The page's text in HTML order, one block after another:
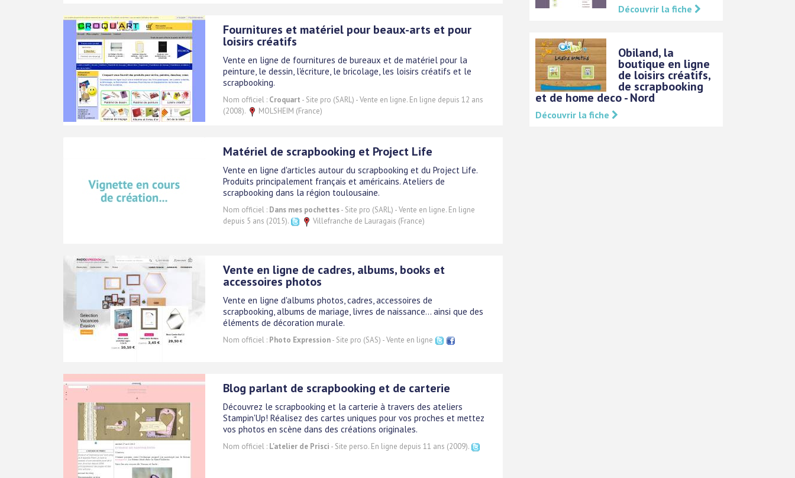
Fournitures et matériel pour beaux-arts et pour
loisirs créatifs
Vente en ligne de fournitures de bureaux et de matériel pour la
peinture, le dessin, l'écriture, le bricolage, les loisirs créatifs et le
scrapbooking.
Nom officiel : Croquart - Site pro (SARL) - Vente en ligne. En ligne depuis 12 ans
(2008).
MOLSHEIM (France)
Matériel de scrapbooking et Project Life
Vente en ligne d'articles autour du scrapbooking et du Project Life.
Produits principalement français et américains. Ateliers de
scrapbooking dans la région toulousaine.
Nom officiel : Dans mes pochettes- Site pro (SARL) - Vente en ligne. En ligne
depuis 5 ans (2015).
Villefranche de Lauragais (France)
Vente en ligne de cadres, albums, books et
accessoires photos
Vente en ligne d'albums photos, cadres, accessoires de
scrapbooking, albums de mariage, livres de naissance... ainsi que des
éléments de décoration murale.
Nom officiel : Photo Expression- Site pro (SAS) - Vente en ligne
Blog parlant de scrapbooking et de carterie
Découvrez le scrapbooking et la carterie à travers des ateliers
Stampin'Up! Réalisez des cartes uniques pour vos proches et mettez
vos photos en scène dans des créations originales.
Nom officiel : L'atelier de Prisci - Site perso. En ligne depuis 11 ans (2009).
Découvrir la fiche
Obiland, la
boutique en ligne
de loisirs créatifs,
de scrapbooking
et de home deco - Nord
Découvrir la fiche